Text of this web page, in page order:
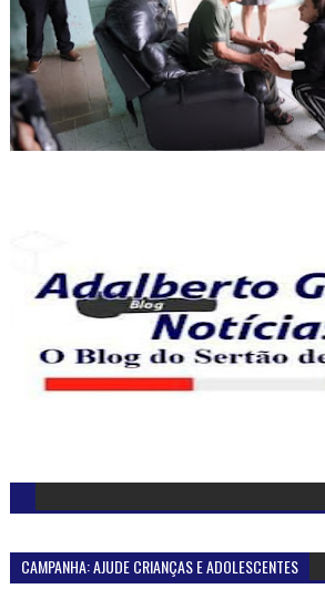
CAMPANHA: AJUDE CRIANÇAS E ADOLESCENTES